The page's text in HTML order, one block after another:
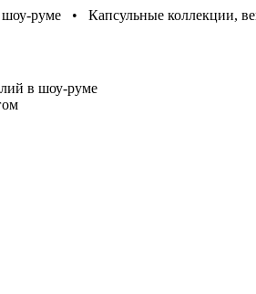
руме • Капсульные коллекции,
в шоу-руме